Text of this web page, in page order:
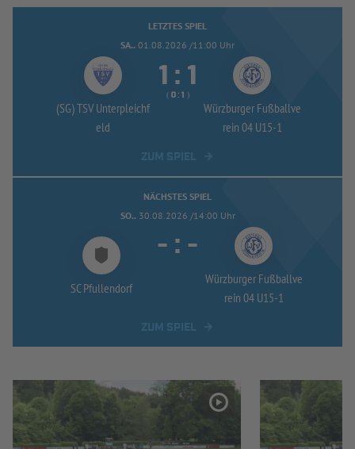
LETZTES SPIEL
SA.. 01.08.2026 /11:00 Uhr
(SG) TSV Unterpleichf
eld
 : 
( :  )
Würzburger Fußballve
rein 04 U15-1
NÄCHSTES SPIEL
SO.. 30.08.2026 /14:00 Uhr
SC Pfullendorf
- : -
Würzburger Fußballve
rein 04 U15-1